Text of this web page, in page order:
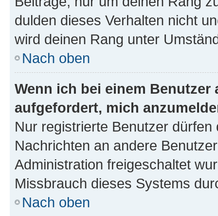
dulden dieses Verhalten nicht
wird deinen Rang unter
Nach oben
Wenn ich bei einem
aufgefordert, mich
Nur registrierte Benutzer
Nachrichten an andere
Administration freigeschaltet
Missbrauch dieses Systems
Nach oben